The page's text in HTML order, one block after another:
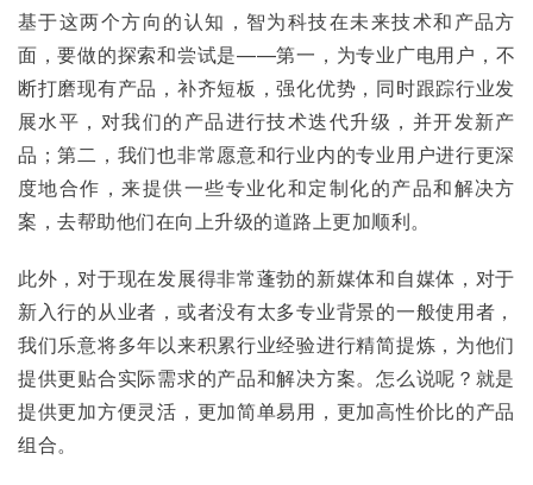
基于这两个方向的认知，智为科技在未来技术和产品方
面，要做的探索和尝试是——第一，为专业广电用户，不
断打磨现有产品，补齐短板，强化优势，同时跟踪行业发
展水平，对我们的产品进行技术迭代升级，并开发新产
品；第二，我们也非常愿意和行业内的专业用户进行更深
度地合作，来提供一些专业化和定制化的产品和解决方
案，去帮助他们在向上升级的道路上更加顺利。
此外，对于现在发展得非常蓬勃的新媒体和自媒体，对于
新入行的从业者，或者没有太多专业背景的一般使用者，
我们乐意将多年以来积累行业经验进行精简提炼，为他们
提供更贴合实际需求的产品和解决方案。怎么说呢？就是
提供更加方便灵活，更加简单易用，更加高性价比的产品
组合。